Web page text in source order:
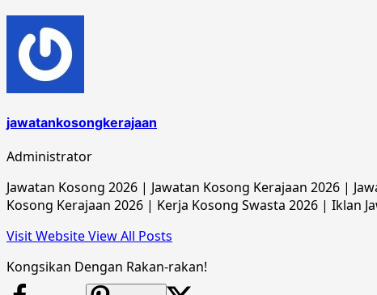
jawatankosongkerajaan
Administrator
Jawatan Kosong 2026 | Jawatan Kosong Kerajaan 2026 |
Kosong Kerajaan 2026 | Kerja Kosong Swasta 2026 | Iklan
Visit WebsiteView All Posts
Kongsikan Dengan Rakan-rakan!